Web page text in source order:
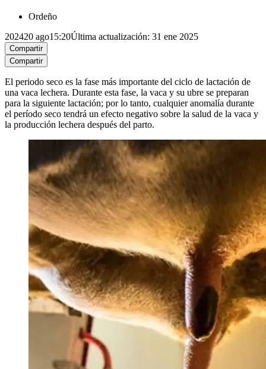
Ordeño
202420 ago15:20Última actualización: 31 ene 2025
Compartir
Compartir
El periodo seco es la fase más importante del ciclo de lactación de
una vaca lechera. Durante esta fase, la vaca y su ubre se preparan
para la siguiente lactación; por lo tanto, cualquier anomalía durante
el período seco tendrá un efecto negativo sobre la salud de la vaca y
la producción lechera después del parto.